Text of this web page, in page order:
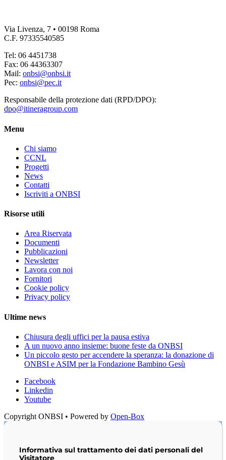
Via Livenza, 7 • 00198 Roma
C.F. 97335540585
Tel: 06 4451738
Fax: 06 44363307
Mail: onbsi@onbsi.it
Pec: onbsi@pec.it
Responsabile della protezione dati (RPD/DPO):
dpo@itineragroup.com
Menu
Chi siamo
CCNL
Progetti
News
Contatti
Iscriviti a ONBSI
Risorse utili
Area Riservata
Documenti
Pubblicazioni
Newsletter
Lavora con noi
Fornitori
Cookie policy
Privacy policy
Ultime news
Chiusura degli uffici per la pausa estiva
A un nuovo anno insieme: buone feste da ONBSI
Un piccolo gesto per accendere la speranza: la donazione di
ONBSI e ASIM per la Fondazione Bambino Gesù
Facebook
Linkedin
Youtube
Copyright ONBSI • Powered by Open-Box
Informativa sul trattamento dei dati personali del
Visitatore